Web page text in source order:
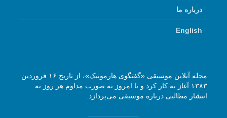
درباره ما
English
مجله آنلاین موسیقی «گفتگوی هارمونیک»، از تاریخ ۱۶ فروردین
۱۳۸۳ آغاز به کار کرد و تا امروز به صورت مداوم هر روز به
انتشار مطالبی درباره موسیقی می‌پردازد.